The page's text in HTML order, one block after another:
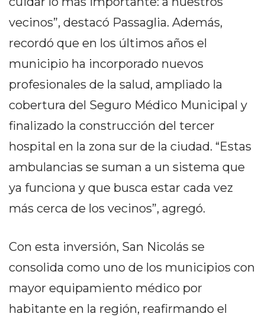
SE TE PIERDA NINGUNO
AYUDA
TÉRMINOS
CONDICIONES
POLÍTICAS
DE
MAPA
DEL
DEL
DIA
DIARIO
vecinos”, destacó Passaglia. Además,
recordó que en los últimos años el
municipio ha incorporado nuevos
profesionales de la salud, ampliado la
cobertura del Seguro Médico Municipal y
finalizado la construcción del tercer
hospital en la zona sur de la ciudad. “Estas
ambulancias se suman a un sistema que
ya funciona y que busca estar cada vez
más cerca de los vecinos”, agregó.
Con esta inversión, San Nicolás se
consolida como uno de los municipios con
mayor equipamiento médico por
habitante en la región, reafirmando el